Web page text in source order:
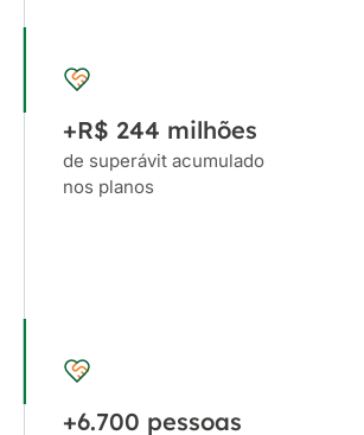
+R$ 244 milhões
de superávit acumulado
nos planos
+6.700 pessoas